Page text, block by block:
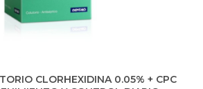
CLORHEXIDINA 0.05% + CPC